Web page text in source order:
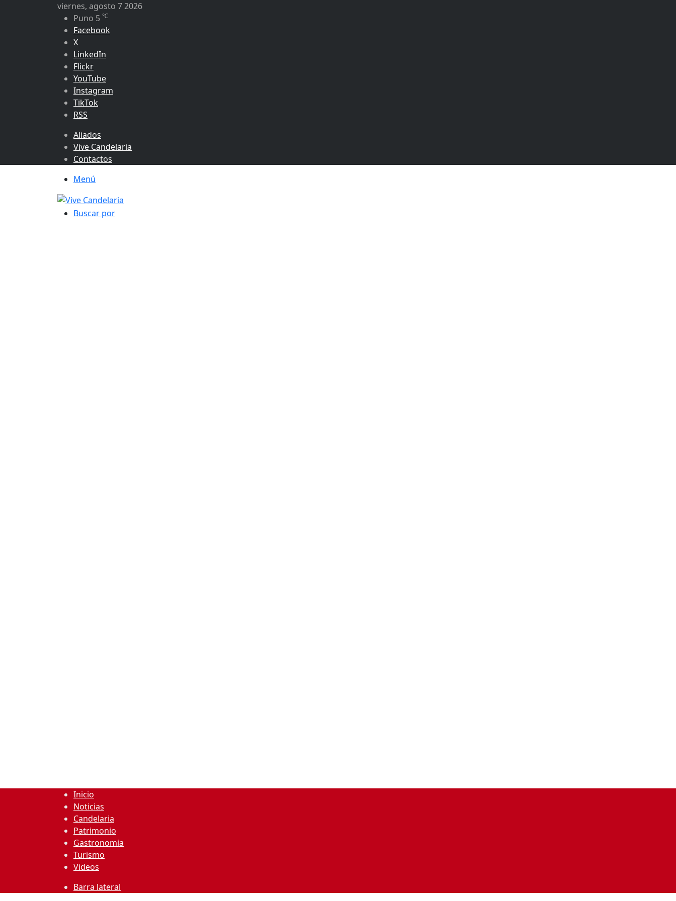
viernes, agosto 7 2026
Puno 5 ℃
Facebook
X
LinkedIn
Flickr
YouTube
Instagram
TikTok
RSS
Aliados
Vive Candelaria
Contactos
Menú
Buscar por
Inicio
Noticias
Candelaria
Patrimonio
Gastronomia
Turismo
Videos
Barra lateral